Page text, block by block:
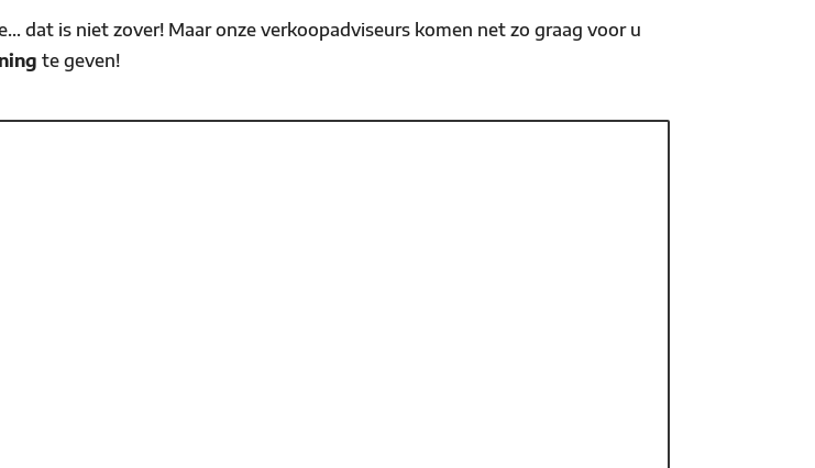
dat is niet zover! Maar onze verkoopadviseurs komen net zo graag voor u
te geven!